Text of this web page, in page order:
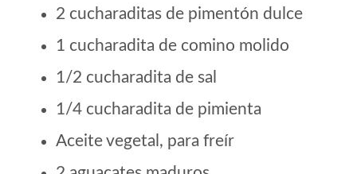
2 cucharaditas de pimentón dulce
1 cucharadita de comino molido
1/2 cucharadita de sal
1/4 cucharadita de pimienta
Aceite vegetal, para freír